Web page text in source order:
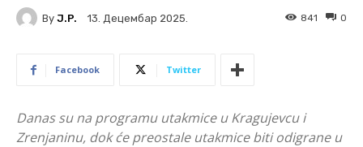
By J.P. 13. Децембар 2025. 0
841
Facebook Twitter
Danas su na programu utakmice u Kragujevcu i
Zrenjaninu, dok će preostale utakmice biti odigrane u